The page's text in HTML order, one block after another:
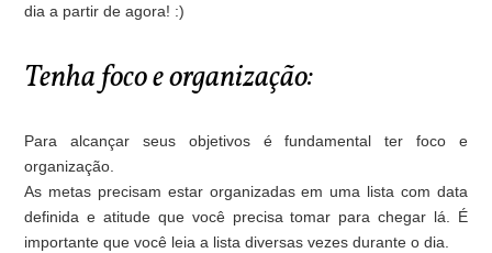
dia a partir de agora! :)
Tenha foco e organização:
Para alcançar seus objetivos é fundamental ter foco e
organização.
As metas precisam estar organizadas em uma lista com data
definida e atitude que você precisa tomar para chegar lá. É
importante que você leia a lista diversas vezes durante o dia.